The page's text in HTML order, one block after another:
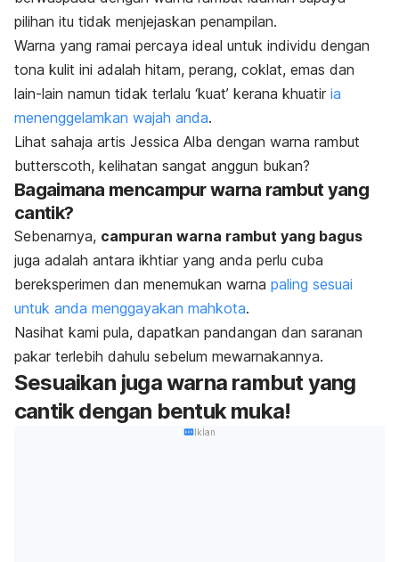
pilihan itu tidak menjejaskan penampilan.
Warna yang ramai percaya ideal untuk individu dengan
tona kulit ini adalah hitam, perang, coklat, emas dan
lain-lain namun tidak terlalu ‘kuat’ kerana khuatir ia
menenggelamkan wajah anda.
Lihat sahaja artis Jessica Alba dengan warna rambut
butterscoth, kelihatan sangat anggun bukan?
Bagaimana mencampur warna rambut yang
cantik?
Sebenarnya, campuran warna rambut yang bagus
juga adalah antara ikhtiar yang anda perlu cuba
bereksperimen dan menemukan warna paling sesuai
untuk anda menggayakan mahkota.
Nasihat kami pula, dapatkan pandangan dan saranan
pakar terlebih dahulu sebelum mewarnakannya.
Sesuaikan juga warna rambut yang
cantik dengan bentuk muka!
Iklan